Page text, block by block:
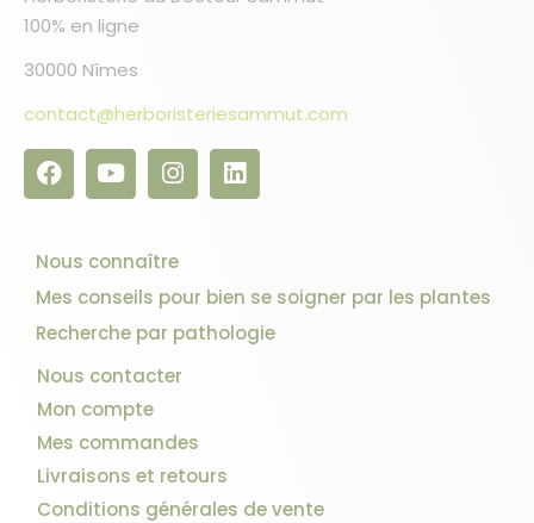
100% en ligne
30000 Nîmes
contact@herboristeriesammut.com
Nous connaître
Mes conseils pour bien se soigner par les plantes
Recherche par pathologie
Nous contacter
Mon compte
Mes commandes
Livraisons et retours
Conditions générales de vente